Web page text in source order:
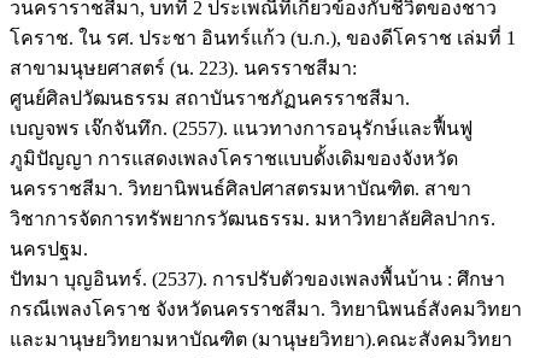
วนคราราชสีมา, บทที่ 2 ประเพณีที่เกี่ยวข้องกับชีวิตของชาว
โคราช. ใน รศ. ประชา อินทร์แก้ว (บ.ก.), ของดีโคราช เล่มที่ 1
สาขามนุษยศาสตร์ (น. 223). นครราชสีมา:
ศูนย์ศิลปวัฒนธรรม สถาบันราชภัฏนครราชสีมา.
เบญจพร เจ๊กจันทึก. (2557). แนวทางการอนุรักษ์และฟื้นฟู
ภูมิปัญญา การแสดงเพลงโคราชแบบดั้งเดิมของจังหวัด
นครราชสีมา. วิทยานิพนธ์ศิลปศาสตรมหาบัณฑิต. สาขา
วิชาการจัดการทรัพยากรวัฒนธรรม. มหาวิทยาลัยศิลปากร.
นครปฐม.
ปัทมา บุญอินทร์. (2537). การปรับตัวของเพลงพื้นบ้าน : ศึกษา
กรณีเพลงโคราช จังหวัดนครราชสีมา. วิทยานิพนธ์สังคมวิทยา
และมานุษยวิทยามหาบัณฑิต (มานุษยวิทยา).คณะสังคมวิทยา